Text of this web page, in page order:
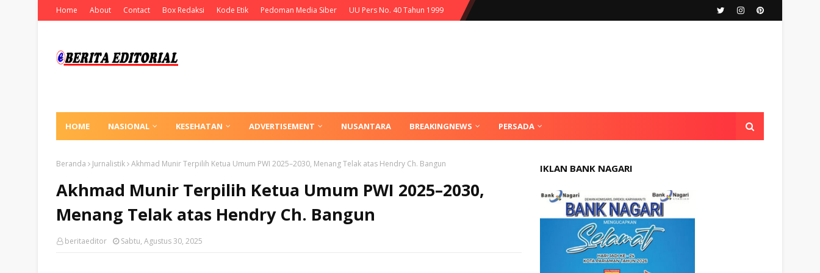
Home About Contact Box Redaksi Kode Etik Pedoman Media Siber UU Pers No. 40 Tahun 1999
HOME NASIONAL KESEHATAN ADVERTISEMENT NUSANTARA BREAKINGNEWS PERSADA
Beranda Jurnalistik Akhmad Munir Terpilih Ketua Umum PWI 2025–2030, Menang Telak atas Hendry Ch. Bangun
Akhmad Munir Terpilih Ketua Umum PWI 2025–2030,
Menang Telak atas Hendry Ch. Bangun
beritaeditor Sabtu, Agustus 30, 2025
IKLAN BANK NAGARI